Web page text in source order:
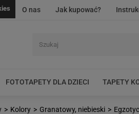
O nas Jak kupować?
FOTOTAPETY DLA DZIECI TAPETY
> Kolory > Granatowy, niebieski >